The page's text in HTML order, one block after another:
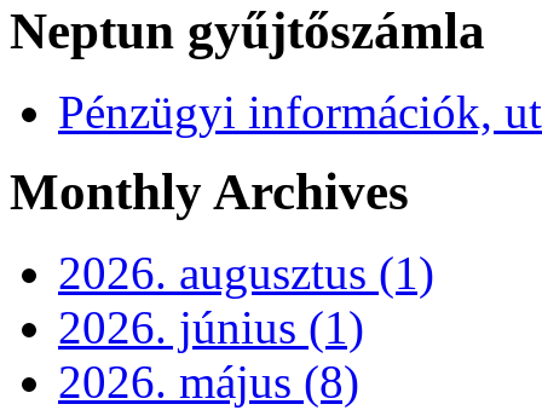
Neptun gyűjtőszámla
Pénzügyi információk,
Monthly Archives
2026. augusztus (1)
2026. június (1)
2026. május (8)